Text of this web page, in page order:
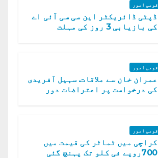
قومی امور
ڈپٹی ڈائریکٹر این سی سی آئی اے
کی بازیابی 3 روز کی مہلت
قومی امور
عمران خان سے ملاقات. سہیل آفریدی
کی درخواست پر اعتراضات دور
قومی امور
کراچی میں ٹماٹر کی قیمت میں
700روپے فی کلو تک پہنچ گئی